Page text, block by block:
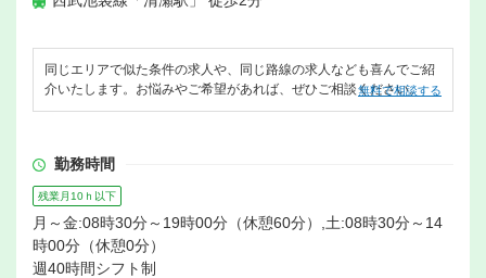
同じエリアで似た条件の求人や、同じ路線の求人なども喜んでご紹
介いたします。お悩みやご希望があれば、ぜひご相談ください。
無料で相談する
勤務時間
残業月10ｈ以下
月～金:08時30分～19時00分（休憩60分）,土:08時30分～14
時00分（休憩0分）
週40時間シフト制